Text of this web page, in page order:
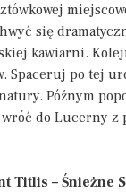
się
kawiarni.
Spaceruj po tej
Późnym
do Lucerny z
Titlis – Śnieżne